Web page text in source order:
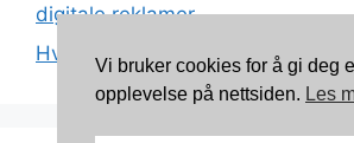
digitale reklamer
Hva betyr det at plast har
Vi bruker cookies for å gi deg
opplevelse på nettsiden. Les